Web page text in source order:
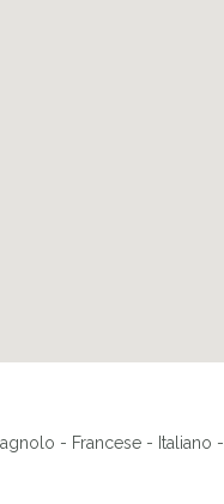
- Francese - Italiano -